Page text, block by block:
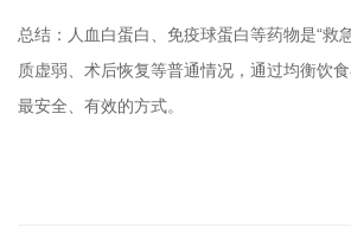
总结：人血白蛋白、免疫球蛋白等药物是“救
质虚弱、术后恢复等普通情况，通过均衡饮
最安全、有效的方式。